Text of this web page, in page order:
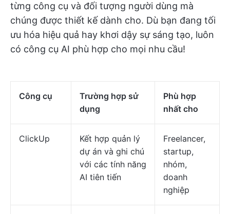
từng công cụ và đối tượng người dùng mà
chúng được thiết kế dành cho. Dù bạn đang tối
ưu hóa hiệu quả hay khơi dậy sự sáng tạo, luôn
có công cụ AI phù hợp cho mọi nhu cầu!
Công cụ
Trường hợp sử
dụng
Phù hợp
nhất cho
ClickUp
Kết hợp quản lý
dự án và ghi chú
với các tính năng
AI tiên tiến
Freelancer,
startup,
nhóm,
doanh
nghiệp